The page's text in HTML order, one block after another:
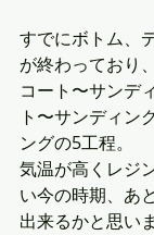
すでにボトム、
が終わっており
コート〜サンデ
ト〜サンディン
ングの5工程。
気温が高くレジ
い今の時期、あ
出来るかと思いま